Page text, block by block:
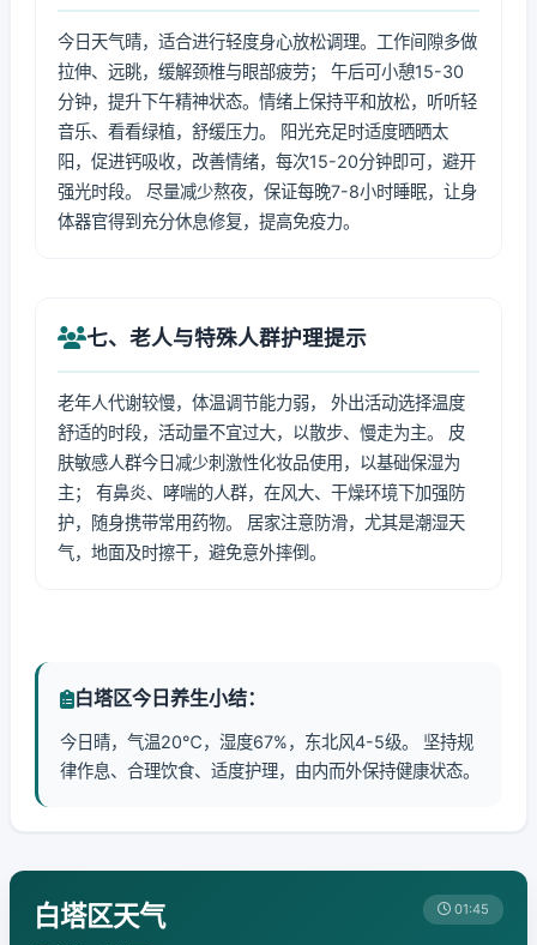
今日天气晴，适合进行轻度身心放松调理。工作间隙多做
拉伸、远眺，缓解颈椎与眼部疲劳； 午后可小憩15-30
分钟，提升下午精神状态。情绪上保持平和放松，听听轻
音乐、看看绿植，舒缓压力。 阳光充足时适度晒晒太
阳，促进钙吸收，改善情绪，每次15-20分钟即可，避开
强光时段。 尽量减少熬夜，保证每晚7-8小时睡眠，让身
体器官得到充分休息修复，提高免疫力。
七、老人与特殊人群护理提示
老年人代谢较慢，体温调节能力弱， 外出活动选择温度
舒适的时段，活动量不宜过大，以散步、慢走为主。 皮
肤敏感人群今日减少刺激性化妆品使用，以基础保湿为
主； 有鼻炎、哮喘的人群，在风大、干燥环境下加强防
护，随身携带常用药物。 居家注意防滑，尤其是潮湿天
气，地面及时擦干，避免意外摔倒。
白塔区今日养生小结：
今日晴，气温20℃，湿度67%，东北风4-5级。 坚持规
律作息、合理饮食、适度护理，由内而外保持健康状态。
白塔区天气 01:45